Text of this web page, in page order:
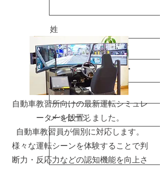
運転シミュレーター
自動車教習所向けの最新運転シミュレ
ーターを設置しました。
自動車教習員が個別に対応します。
​様々な運転シーンを体験することで判
断力・反応力などの認知機能を向上さ
姓
メールアドレス
メッセージ